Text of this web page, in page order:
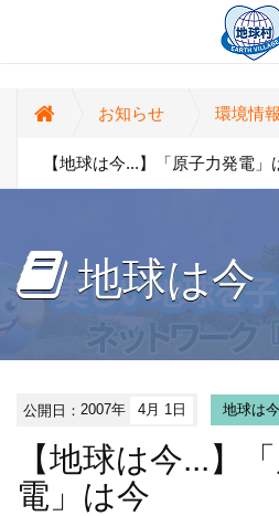
お知らせ 環境情報
【地球は今...】「原子力発電」
地球は今
公開日：2007年 4月 1日 地球は今
【地球は今...】
電」は今